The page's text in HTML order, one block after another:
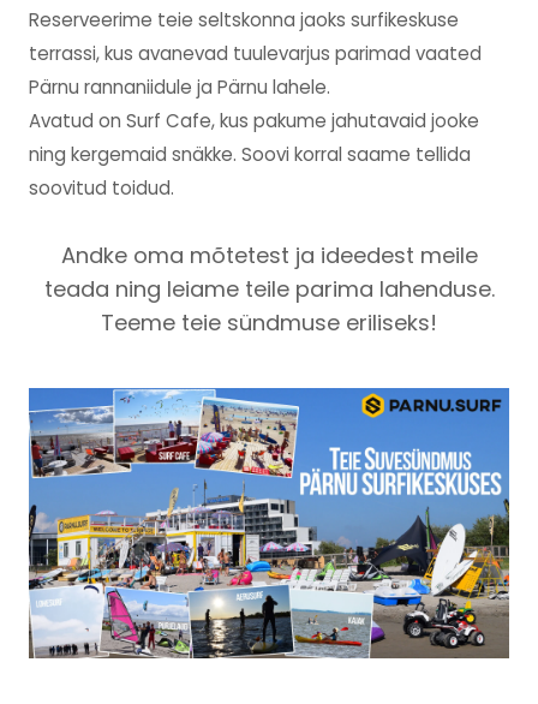
Reserveerime teie seltskonna jaoks surfikeskuse
terrassi, kus avanevad tuulevarjus parimad vaated
Pärnu rannaniidule ja Pärnu lahele.
Avatud on Surf Cafe, kus pakume jahutavaid jooke
ning kergemaid snäkke. Soovi korral saame tellida
soovitud toidud.
Andke oma mõtetest ja ideedest meile
teada ning leiame teile parima lahenduse.
Teeme teie sündmuse eriliseks!